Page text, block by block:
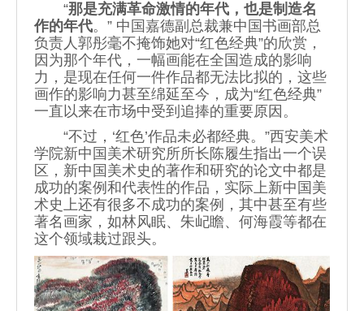
“那是充满革命激情的年代，也是制造名
作的年代。” 中国嘉德副总裁兼中国书画部总
负责人郭彤毫不掩饰她对“红色经典”的欣赏，
因为那个年代，一幅画能在全国造成的影响
力，是现在任何一件作品都无法比拟的，这些
画作的影响力甚至绵延至今，成为“红色经典”
一直以来在市场中受到追捧的重要原因。
“不过，‘红色’作品未必都经典。”西安美术
学院新中国美术研究所所长陈履生指出一个误
区，新中国美术史的著作和研究的论文中都是
成功的案例和代表性的作品，实际上新中国美
术史上还有很多不成功的案例，其中甚至有些
著名画家，如林风眠、朱屺瞻、何海霞等都在
这个领域栽过跟头。